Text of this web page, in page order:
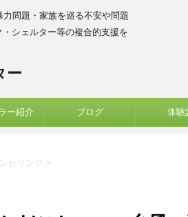
問題・家族を巡る不安や問題
シェルター等の複合的支援を
ー
ー紹介 ブログ 体験
セリング >